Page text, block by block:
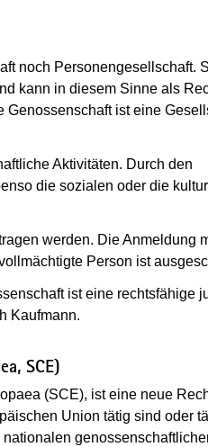
noch Personengesellschaft.
kann in diesem Sinne als
ist eine
Aktivitäten. Durch den
die sozialen oder die
werden. Die Anmeldung
Person ist
ist eine rechtsfähige
Kaufmann.
SCE)
(SCE), ist eine neue
Union tätig sind oder